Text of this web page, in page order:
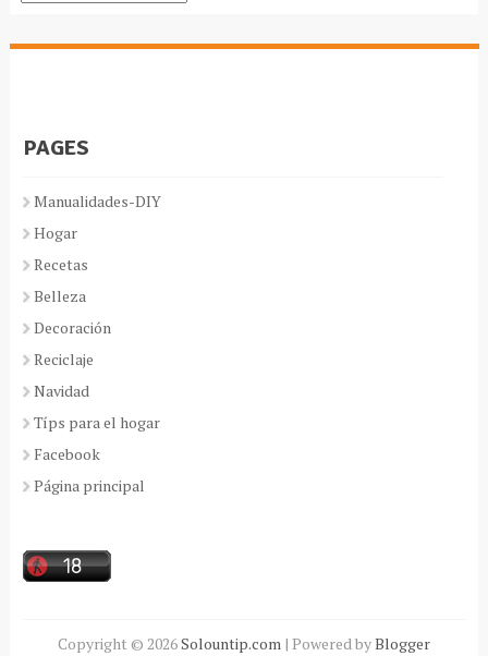
PAGES
Manualidades-DIY
Hogar
Recetas
Belleza
Decoración
Reciclaje
Navidad
Típs para el hogar
Facebook
Página principal
Copyright ©2026Solountip.com | Powered byBlogger